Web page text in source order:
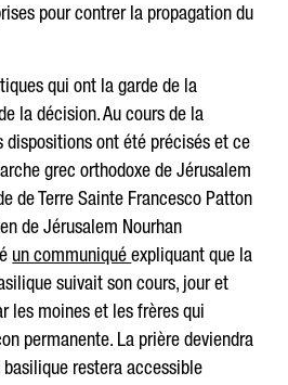
pour contrer la propagation du
qui ont la garde de la
la décision. Au cours de la
dispositions ont été précisés et ce
grec orthodoxe de Jérusalem
de Terre Sainte Francesco Patton
de Jérusalem Nourhan
un communiquéexpliquant que la
suivait son cours, jour et
les moines et les frères qui
permanente. La prière deviendra
restera accessible